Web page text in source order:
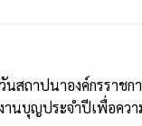
ถาปนาองค์กรราช
นบุญประจำปีเพื่อคว